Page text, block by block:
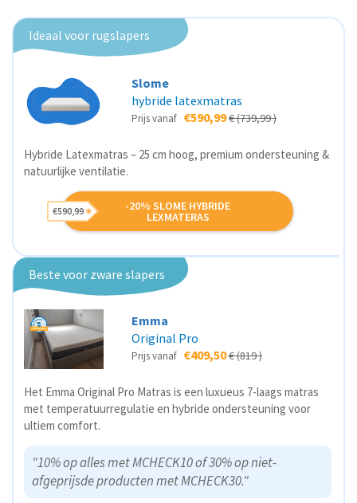
Ideaal voor rugslapers
Slome
hybride latexmatras
Prijs vanaf €590,99€ (739,99 )
Hybride Latexmatras – 25 cm hoog, premium ondersteuning &
natuurlijke ventilatie.
-20% SLOME HYBRIDE
LEXMATERAS
€590,99
Beste voor zware slapers
Emma
Original Pro
Prijs vanaf €409,50€ (819 )
Het Emma Original Pro Matras is een luxueus 7-laags matras
met temperatuurregulatie en hybride ondersteuning voor
ultiem comfort.
"10% op alles met MCHECK10 of 30% op niet-
afgeprijsde producten met MCHECK30."